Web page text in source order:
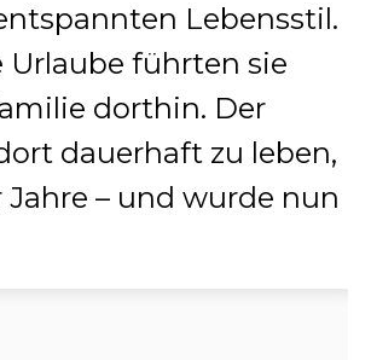
Lebensstil.
Urlaube führten sie
dorthin. Der
dauerhaft zu leben,
– und wurde nun